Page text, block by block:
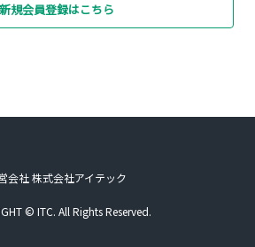
新規会員登録はこちら
会社 株式会社アイテック
© ITC. All Rights Reserved.